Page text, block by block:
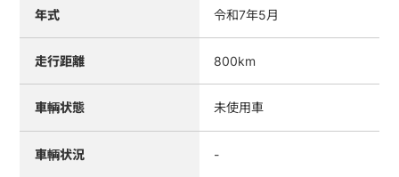
年式 令和7年5月
走行距離 800km
車輌状態 未使用車
車輌状況 -